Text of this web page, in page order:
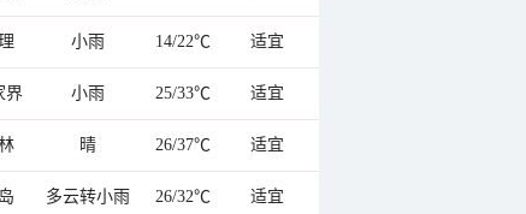
小雨 14/22℃ 适宜
界 小雨 25/33℃ 适宜
晴 26/37℃ 适宜
多云转小雨 26/32℃ 适宜